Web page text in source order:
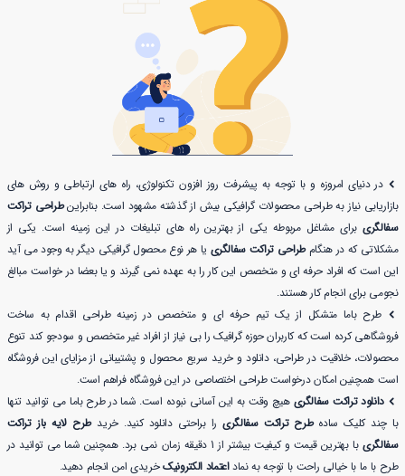
در دنیای امروزه و با توجه به پیشرفت روز افزون تکنولوژی، راه های ارتباطی و روش های
بازاریابی نیاز به طراحی محصولات گرافیکی بیش از گذشته مشهود است. بنابراینطراحی تراکت
سفالگری برای مشاغل مربوطه یکی از بهترین راه های تبلیغات در این زمینه است. یکی از
مشکلاتی که در هنگامطراحی تراکت سفالگری یا هر نوع محصول گرافیکی دیگر به وجود می آید
این است که افراد حرفه ای و متخصص این کار را به عهده نمی گیرند و یا بعضا در خواست مبالغ
نجومی برای انجام کار هستند.
طرح باما متشکل از یک تیم حرفه ای و متخصص در زمینه طراحی اقدام به ساخت
فروشگاهی کرده است که کاربران حوزه گرافیک را بی نیاز از افراد غیر متخصص و سودجو کند تنوع
محصولات، خلاقیت در طراحی، دانلود و خرید سریع محصول و پشتیبانی از مزایای این فروشگاه
است همچنین امکان درخواست طراحی اختصاصی در این فروشگاه فراهم است.
دانلود تراکت سفالگریهیچ وقت به این آسانی نبوده است. شما در طرح باما می توانید تنها
با چند کلیک سادهطرح تراکت سفالگری را براحتی دانلود کنید. خریدطرح لایه باز تراکت
سفالگری
با بهترین قیمت و کیفیت بیشتر از 1 دقیقه زمان نمی برد. همچنین شما می توانید در
طرح با ما با خیالی راحت با توجه به نماداعتماد الکترونیکخریدی امن انجام دهید.